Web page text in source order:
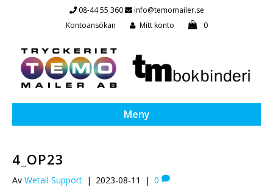
08-44 55 360
info@temomailer.se
Kontoansökan
Mitt konto 0
Meny
4_OP23
Av Wetail Support | 2023-08-11 | 0